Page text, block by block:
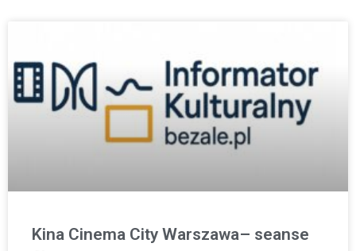
Kina Cinema City Warszawa– seanse